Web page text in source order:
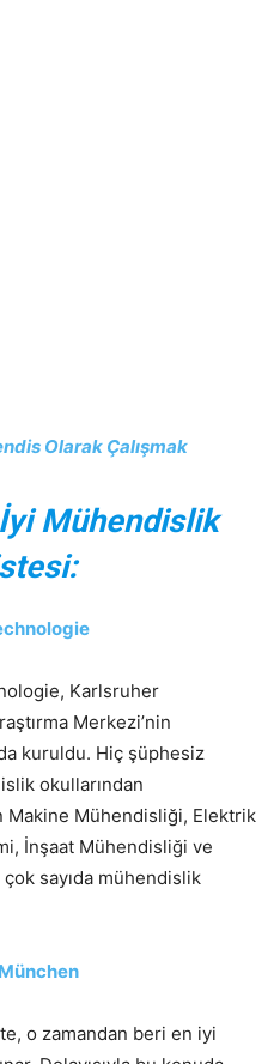
Olarak Çalışmak
İyi Mühendislik
Karlsruher
Merkezi’nin
kuruldu. Hiç şüphesiz
okullarından
Makine Mühendisliği, Elektrik
İnşaat Mühendisliği ve
sayıda mühendislik
o zamandan beri en iyi